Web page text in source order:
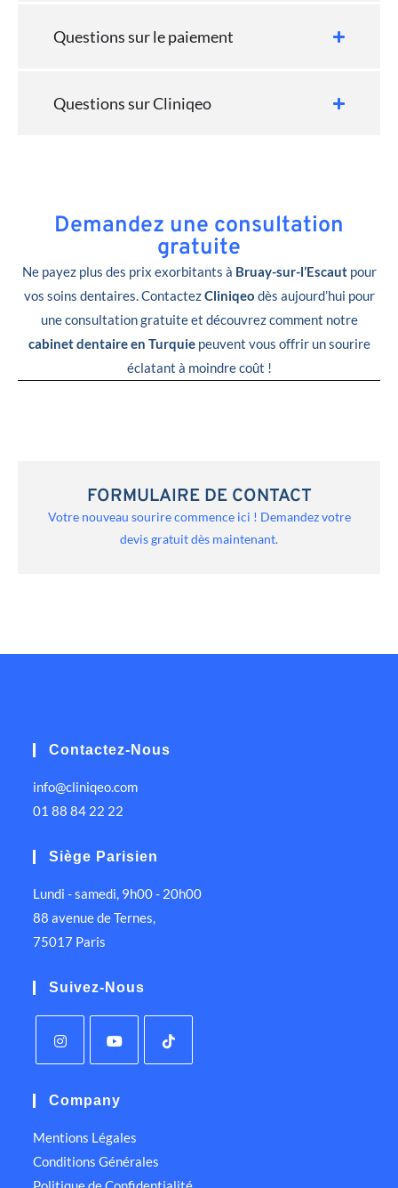
Questions sur le paiement
Questions sur Cliniqeo
Demandez une consultation
gratuite
Ne payez plus des prix exorbitants à Bruay-sur-l’Escautpour
vos soins dentaires. ContactezCliniqeo dès aujourd’hui pour
une consultation gratuite et découvrez comment notre
cabinet dentaire en Turquiepeuvent vous offrir un sourire
éclatant à moindre coût !
FORMULAIRE DE CONTACT
Votre nouveau sourire commence ici ! Demandez votre
devis gratuit dès maintenant.
Contactez-Nous
info@cliniqeo.com
01 88 84 22 22
Siège Parisien
Lundi - samedi, 9h00 - 20h00
88 avenue de Ternes,
75017 Paris
Suivez-Nous
Company
Mentions Légales
Conditions Générales